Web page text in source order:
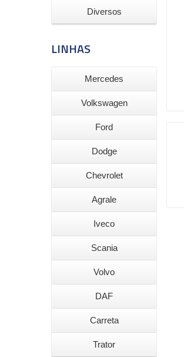
Diversos
LINHAS
Mercedes
Volkswagen
Ford
Dodge
Chevrolet
Agrale
Iveco
Scania
Volvo
DAF
Carreta
Trator